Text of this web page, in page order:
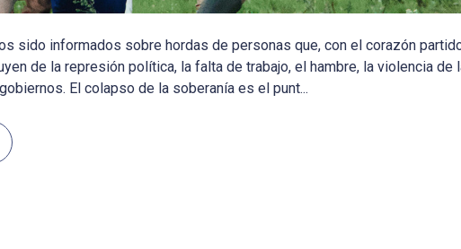
sido informados sobre hordas de personas que, con el corazón
de la represión política, la falta de trabajo, el hambre, la violencia
El colapso de la soberanía es el punt...